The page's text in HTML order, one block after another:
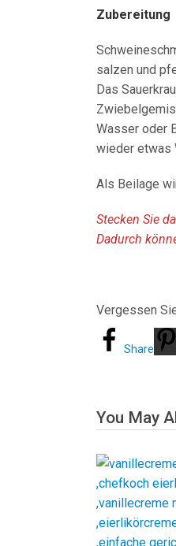
Zubereitung
salzen und
Das
Wasser oder
wieder etwas
Als Beilage
Stecken Sie
Dadurch
Vergessen
Share
You May